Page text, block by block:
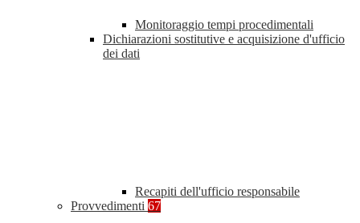
Monitoraggio tempi procedimentali
Dichiarazioni sostitutive e acquisizione d'ufficio
dei dati
Recapiti dell'ufficio responsabile
Provvedimenti 67